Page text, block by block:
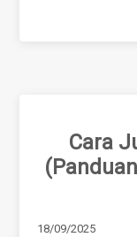
Cara
18/09/2025